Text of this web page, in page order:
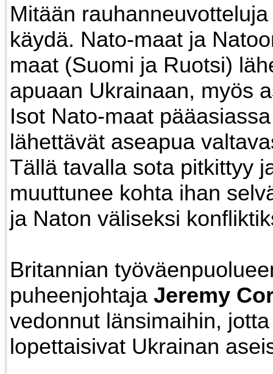
Mitään
käydä. Nato-maat ja
maat (Suomi ja Ruotsi)
apuaan Ukrainaan, myös
Isot Nato-maat
lähettävät aseapua
Tällä tavalla sota pitkittyy
muuttunee kohta ihan
ja Naton väliseksi
Britannian
puheenjohtaja Jeremy
vedonnut länsimaihin,
lopettaisivat Ukrainan